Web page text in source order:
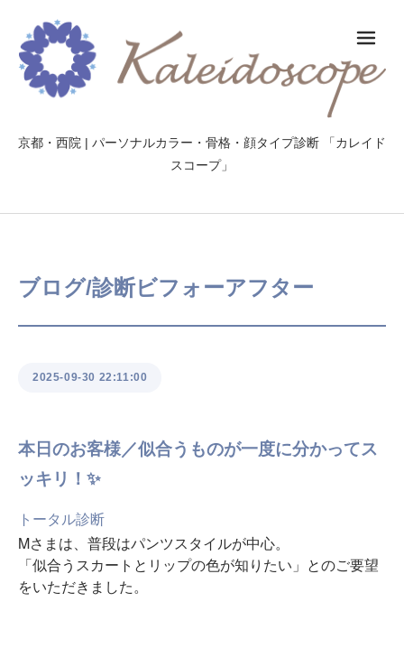
京都・西院 | パーソナルカラー・骨格・顔タイプ診断 「カレイド
スコープ」
ブログ/診断ビフォーアフター
2025-09-30 22:11:00
本日のお客様／似合うものが一度に分かってス
ッキリ！✨
トータル診断
Mさまは、普段はパンツスタイルが中心。
「似合うスカートとリップの色が知りたい」とのご要望
をいただきました。